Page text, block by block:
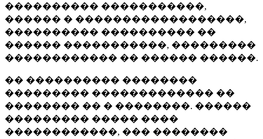
���������� �����������,
������ � ������������������,
���������� ���������� ��
������ �����������, ���������
������������ �� ������ ������.
�� ���������� ��������
��������� ������������� ��
�������� �� � ��������. ������
��������� ����� ����
������������, ��� ��������